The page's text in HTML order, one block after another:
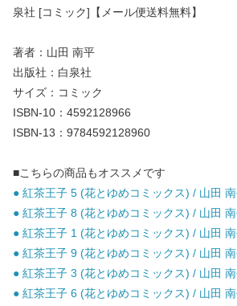
泉社 [コミック]【メール便送料無料】
著者：山田 南平
出版社：白泉社
サイズ：コミック
ISBN-10：4592128966
ISBN-13：9784592128960
■こちらの商品もオススメです
● 紅茶王子 5 (花とゆめコミックス) / 山田
● 紅茶王子 8 (花とゆめコミックス) / 山田
● 紅茶王子 1 (花とゆめコミックス) / 山田
● 紅茶王子 9 (花とゆめコミックス) / 山田
● 紅茶王子 3 (花とゆめコミックス) / 山田
● 紅茶王子 6 (花とゆめコミックス) / 山田